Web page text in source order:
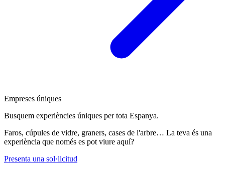
Empreses úniques
Busquem experiències úniques per tota Espanya.
Faros, cúpules de vidre, graners, cases de l'arbre… La teva és una
experiència que només es pot viure aquí?
Presenta una sol·licitud